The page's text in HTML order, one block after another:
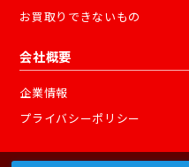
お買取りできないもの
会社概要
企業情報
プライバシーポリシー